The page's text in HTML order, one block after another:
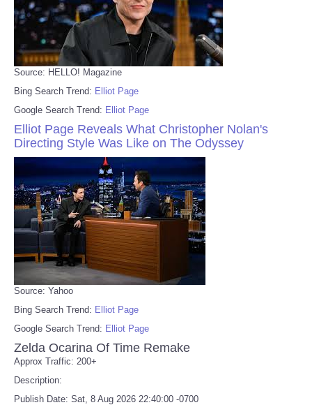
Source: HELLO! Magazine
Bing Search Trend: Elliot Page
Google Search Trend: Elliot Page
Elliot Page Reveals What Christopher Nolan's
Directing Style Was Like on The Odyssey
Source: Yahoo
Bing Search Trend: Elliot Page
Google Search Trend: Elliot Page
Zelda Ocarina Of Time Remake
Approx Traffic: 200+
Description:
Publish Date: Sat, 8 Aug 2026 22:40:00 -0700